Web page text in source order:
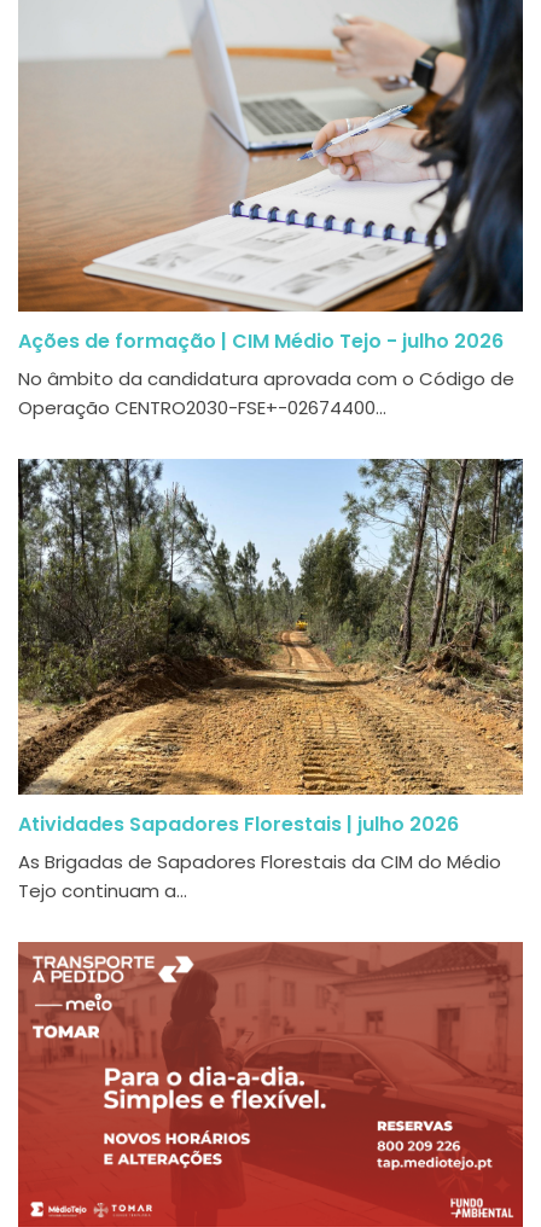
Ações de formação | CIM Médio Tejo - julho 2026
No âmbito da candidatura aprovada com o Código de
Operação CENTRO2030-FSE+-02674400...
Atividades Sapadores Florestais | julho 2026
As Brigadas de Sapadores Florestais da CIM do Médio
Tejo continuam a...